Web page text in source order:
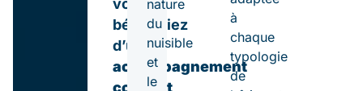
vous
bénéficiez
d’un
accompagnement
complet
nature
du
nuisible
et
le
à
chaque
typologie
de